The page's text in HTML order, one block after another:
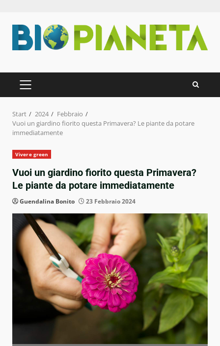
Inhalt
springen
PRIMÄRES
MENÜ
Start 2024
Febbraio
Vuoi un giardino fiorito questa Primavera? Le piante da potare
immediatamente
Vivere green
Vuoi un giardino fiorito questa Primavera?
Le piante da potare immediatamente
Guendalina Bonito 23 Febbraio 2024